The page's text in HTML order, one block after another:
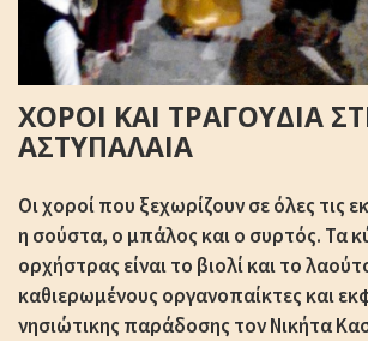
ΧΟΡΟΙ ΚΑΙ ΤΡΑΓΟΥΔΙΑ
ΑΣΤΥΠΑΛΑΙΑ
Οι χοροί που ξεχωρίζουν σε όλες τις
η σούστα, ο μπάλος και ο συρτός. Τα
ορχήστρας είναι το βιολί και το
καθιερωμένους οργανοπαίκτες και
νησιώτικης παράδοσης τον Νικήτα